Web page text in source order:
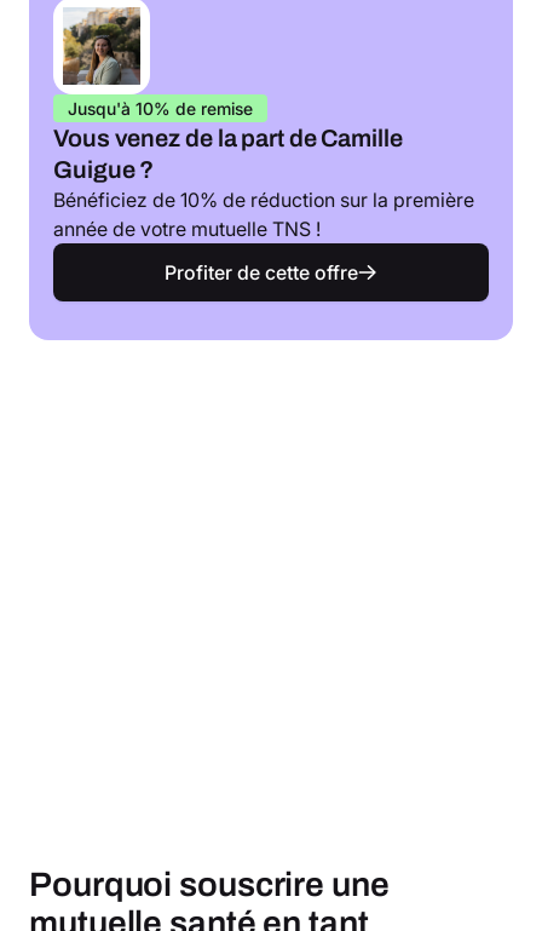
Jusqu'à 10% de remise
Vous venez de la part de Camille
Guigue ?
Bénéficiez de 10% de réduction sur la première
année de votre mutuelle TNS !
Profiter de cette offre
Pourquoi souscrire une
mutuelle santé en tant